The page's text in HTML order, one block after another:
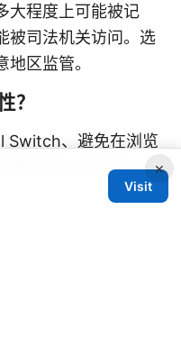
大程度上可能被记
被司法机关访问。选
区监管。
？
Switch、避免在浏览
更新软件并避免在不×
Visit